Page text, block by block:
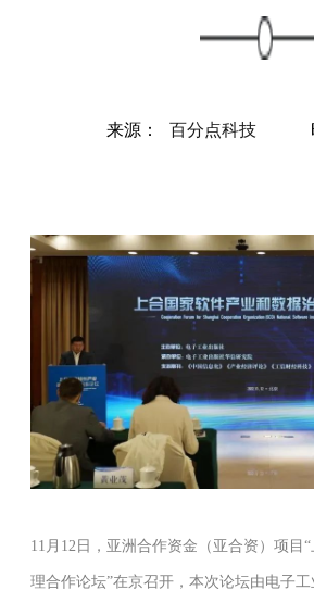
来源： 百分点科技
11月12日，亚洲合作资金（亚合资）项目
理合作论坛”在京召开，本次论坛由电子